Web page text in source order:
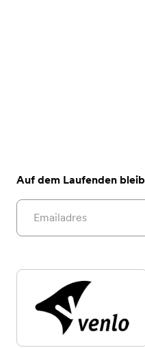
Auf dem Laufenden
Email address